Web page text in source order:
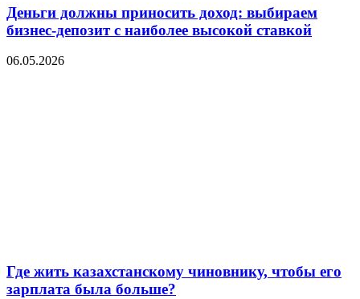
Деньги должны приносить доход: выбираем
бизнес-депозит с наиболее высокой ставкой
06.05.2026
Где жить казахстанскому чиновнику, чтобы его
зарплата была больше?